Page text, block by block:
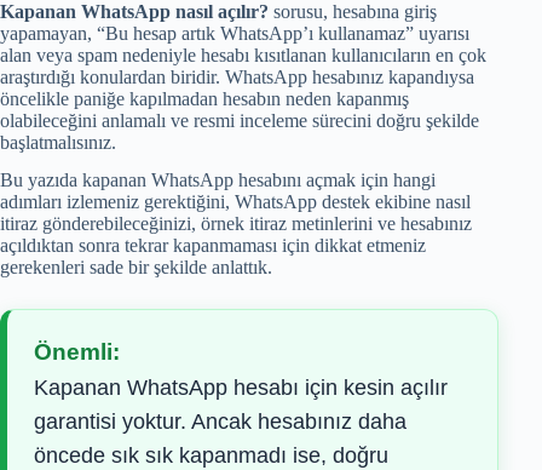
Kapanan WhatsApp nasıl açılır? sorusu, hesabına giriş
yapamayan, “Bu hesap artık WhatsApp’ı kullanamaz” uyarısı
alan veya spam nedeniyle hesabı kısıtlanan kullanıcıların en çok
araştırdığı konulardan biridir. WhatsApp hesabınız kapandıysa
öncelikle paniğe kapılmadan hesabın neden kapanmış
olabileceğini anlamalı ve resmi inceleme sürecini doğru şekilde
başlatmalısınız.
Bu yazıda kapanan WhatsApp hesabını açmak için hangi
adımları izlemeniz gerektiğini, WhatsApp destek ekibine nasıl
itiraz gönderebileceğinizi, örnek itiraz metinlerini ve hesabınız
açıldıktan sonra tekrar kapanmaması için dikkat etmeniz
gerekenleri sade bir şekilde anlattık.
Önemli:
Kapanan WhatsApp hesabı için kesin açılır
garantisi yoktur. Ancak hesabınız daha
öncede sık sık kapanmadı ise, doğru